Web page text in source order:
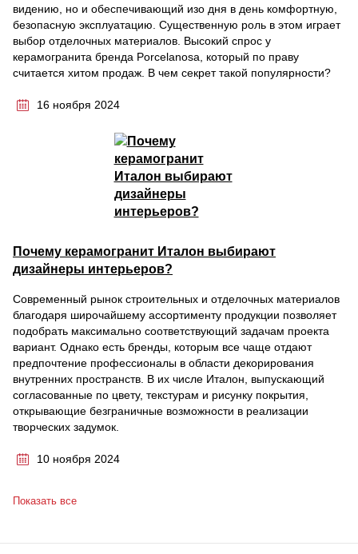
видению, но и обеспечивающий изо дня в день комфортную,
безопасную эксплуатацию. Существенную роль в этом играет
выбор отделочных материалов. Высокий спрос у
керамогранита бренда Porcelanosa, который по праву
считается хитом продаж. В чем секрет такой популярности?
16 ноября 2024
Почему керамогранит Италон выбирают
дизайнеры интерьеров?
Современный рынок строительных и отделочных материалов
благодаря широчайшему ассортименту продукции позволяет
подобрать максимально соответствующий задачам проекта
вариант. Однако есть бренды, которым все чаще отдают
предпочтение профессионалы в области декорирования
внутренних пространств. В их числе Италон, выпускающий
согласованные по цвету, текстурам и рисунку покрытия,
открывающие безграничные возможности в реализации
творческих задумок.
10 ноября 2024
Показать все